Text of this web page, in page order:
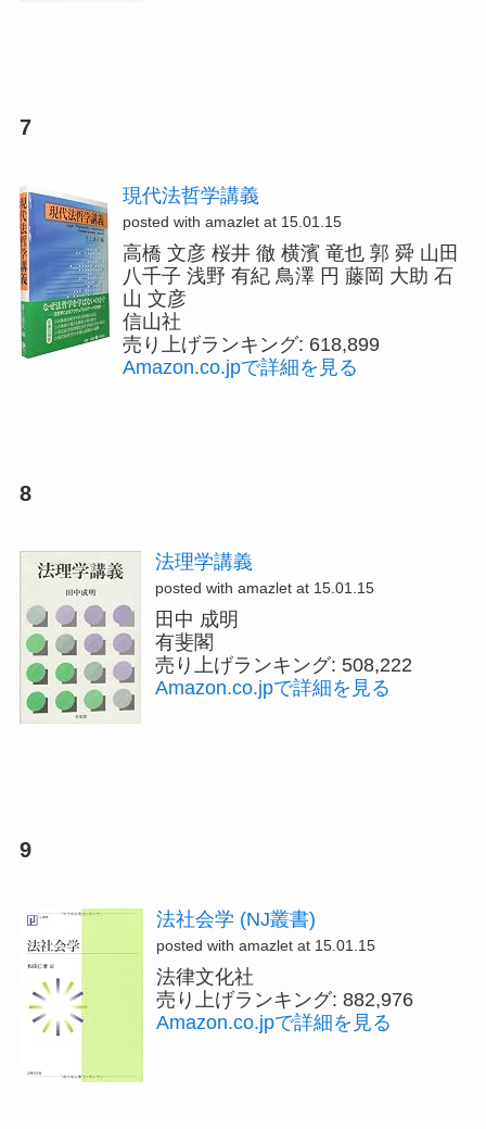
7
現代法哲学講義
posted with amazlet at 15.01.15
高橋 文彦 桜井 徹 横濱 竜也 郭 舜 山田
八千子 浅野 有紀 鳥澤 円 藤岡 大助 石
山 文彦
信山社
売り上げランキング: 618,899
Amazon.co.jpで詳細を見る
8
法理学講義
posted with amazlet at 15.01.15
田中 成明
有斐閣
売り上げランキング: 508,222
Amazon.co.jpで詳細を見る
9
法社会学 (NJ叢書)
posted with amazlet at 15.01.15
法律文化社
売り上げランキング: 882,976
Amazon.co.jpで詳細を見る